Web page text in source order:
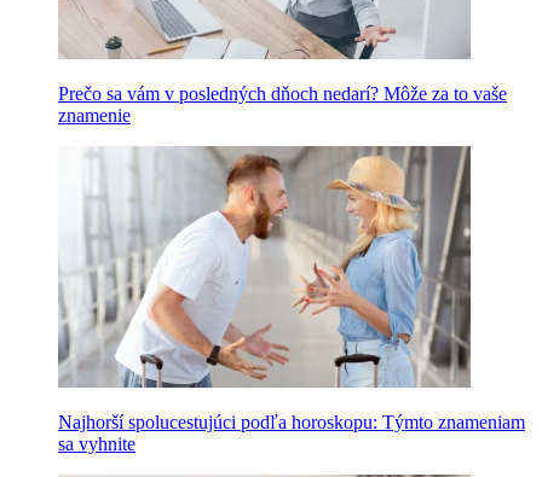
Prečo sa vám v posledných dňoch nedarí? Môže za to vaše
znamenie
Najhorší spolucestujúci podľa horoskopu: Týmto znameniam
sa vyhnite